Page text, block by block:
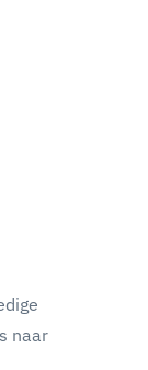
naar